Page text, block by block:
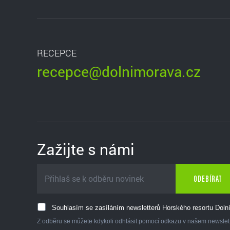
RECEPCE
recepce@dolnimorava.cz
Zažijte s námi
ODEBÍRAT
Souhlasím se zasíláním newsletterů Horského resortu
Z odběru se můžete kdykoli odhlásit pomocí odkazu v našem